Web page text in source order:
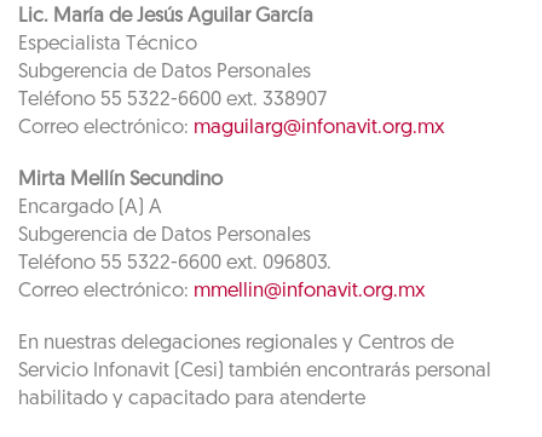
Lic. María de Jesús Aguilar García
Especialista Técnico
Subgerencia de Datos Personales
Teléfono 55 5322-6600 ext. 338907
Correo electrónico: maguilarg@infonavit.org.mx
Mirta Mellín Secundino
Encargado (A) A
Subgerencia de Datos Personales
Teléfono 55 5322-6600 ext. 096803.
Correo electrónico: mmellin@infonavit.org.mx
En nuestras delegaciones regionales y Centros de
Servicio Infonavit (Cesi) también encontrarás personal
habilitado y capacitado para atenderte